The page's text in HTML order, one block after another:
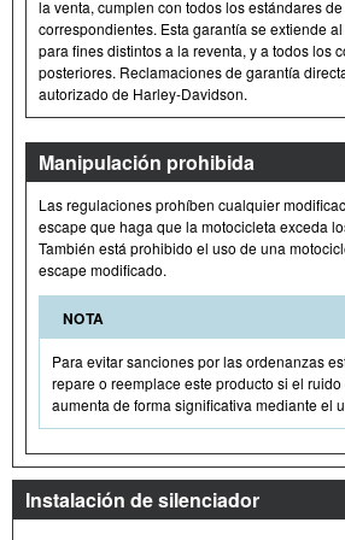
la venta, cumplen con todos los estándares
correspondientes. Esta garantía se extiende
para fines distintos a la reventa, y a todos los
posteriores. Reclamaciones de garantía
autorizado de Harley-Davidson.
Manipulación prohibida
Las regulaciones prohíben cualquier
escape que haga que la motocicleta exceda
También está prohibido el uso de una
escape modificado.
NOTA
Para evitar sanciones por las ordenanzas
repare o reemplace este producto si el
aumenta de forma significativa mediante el
Instalación de silenciador